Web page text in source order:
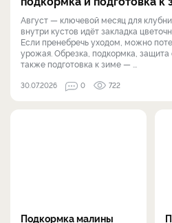
Август — ключевой месяц для
внутри кустов идёт закладка
Если пренебречь уходом, можно
урожая. Обрезка, подкормка, защита
также подготовка к зиме — ...
30.07.2026 0 722
Подкормка малины